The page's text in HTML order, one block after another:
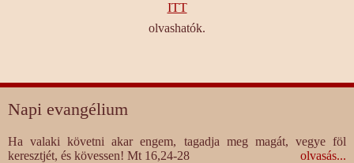
ITT
olvashatók.
Napi evangélium
Ha valaki követni akar engem, tagadja meg magát, vegye föl
keresztjét, és kövessen! Mt 16,24-28
olvasás...